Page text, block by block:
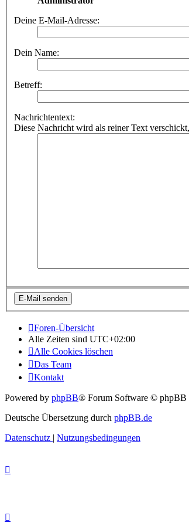
Deine E-Mail-Adresse:
Dein Name:
Betreff:
Nachrichtentext:
Diese Nachricht wird als reiner Text
Foren-Übersicht
Alle Zeiten sind UTC+02:00
Alle Cookies löschen
Das Team
Kontakt
Powered by phpBB® Forum Software © phpBB
Deutsche Übersetzung durch phpBB.de
Datenschutz | Nutzungsbedingungen